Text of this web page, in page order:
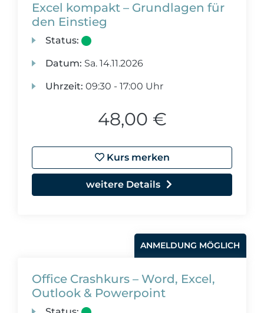
Excel kompakt – Grundlagen für
den Einstieg
Status:
Datum: Sa. 14.11.2026
Uhrzeit: 09:30 - 17:00 Uhr
48,00 €
Kurs merken
weitere Details
ANMELDUNG MÖGLICH
Office Crashkurs – Word, Excel,
Outlook & Powerpoint